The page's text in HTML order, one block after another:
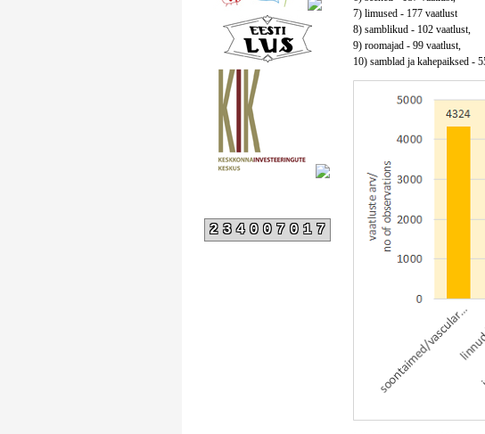
234007017
7) limused - 177 vaatlust
8) samblikud - 102 vaatlust,
9) roomajad - 99 vaatlust,
10) samblad ja kahepaiksed -